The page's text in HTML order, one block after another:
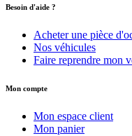
Besoin d'aide ?
Acheter une pièce
Nos véhicules
Faire reprendre mon
Mon compte
Mon espace client
Mon panier